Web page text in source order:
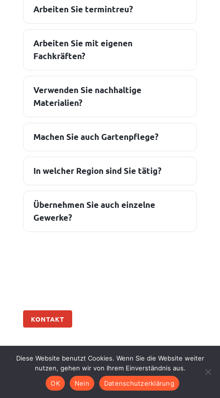
Arbeiten Sie termintreu?
Arbeiten Sie mit eigenen
Fachkräften?
Verwenden Sie nachhaltige
Materialien?
Machen Sie auch Gartenpflege?
In welcher Region sind Sie tätig?
Übernehmen Sie auch einzelne
Gewerke?
KONTAKT
Ihr Bauprojekt? Sprechen wir
darüber.
Erzählen Sie uns kurz von Ihrem Vorhaben.
Diese Website benutzt Cookies. Wenn Sie die Website weiter
nutzen, gehen wir von Ihrem Einverständnis aus.
OK
Nein Datenschutzerklärung